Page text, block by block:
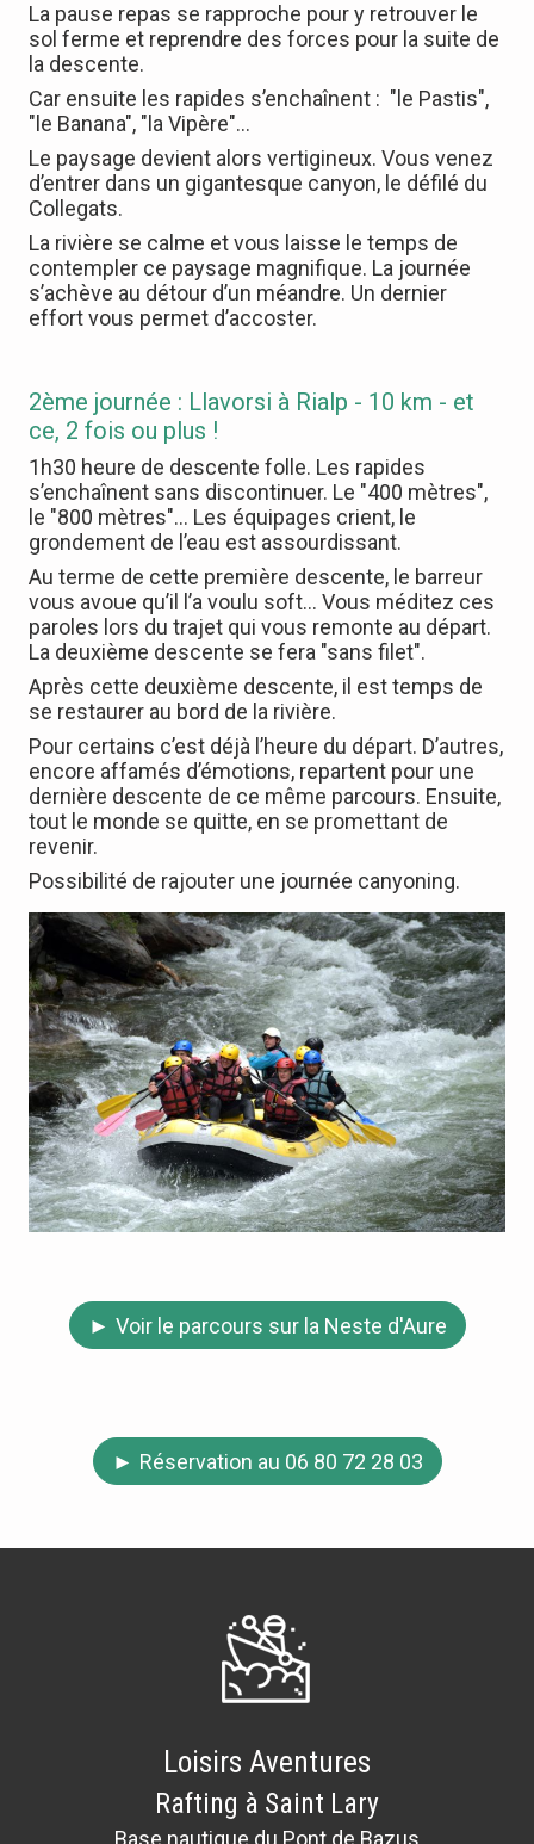
La pause repas se rapproche pour y retrouver le
sol ferme et reprendre des forces pour la suite de
la descente.
Car ensuite les rapides s’enchaînent : "le Pastis",
"le Banana", "la Vipère"…
Le paysage devient alors vertigineux. Vous venez
d’entrer dans un gigantesque canyon, le défilé du
Collegats.
La rivière se calme et vous laisse le temps de
contempler ce paysage magnifique. La journée
s’achève au détour d’un méandre. Un dernier
effort vous permet d’accoster.
2ème journée : Llavorsi à Rialp - 10 km - et
ce, 2 fois ou plus !
1h30 heure de descente folle. Les rapides
s’enchaînent sans discontinuer. Le "400 mètres",
le "800 mètres"… Les équipages crient, le
grondement de l’eau est assourdissant.
Au terme de cette première descente, le barreur
vous avoue qu’il l’a voulu soft… Vous méditez ces
paroles lors du trajet qui vous remonte au départ.
La deuxième descente se fera "sans filet".
Après cette deuxième descente, il est temps de
se restaurer au bord de la rivière.
Pour certains c’est déjà l’heure du départ. D’autres,
encore affamés d’émotions, repartent pour une
dernière descente de ce même parcours. Ensuite,
tout le monde se quitte, en se promettant de
revenir.
Possibilité de rajouter une journée canyoning.
Voir le parcours sur la Neste d'Aure
Réservation au 06 80 72 28 03
Loisirs Aventures
Rafting à Saint Lary